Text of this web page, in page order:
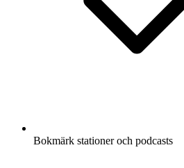
Bokmärk stationer och podcasts